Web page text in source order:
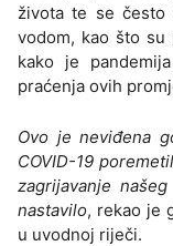
života te se često
vodom, kao što su
kako je
praćenja ovih
Ovo je neviđena
COVID-19
zagrijavanje
nastavilo, rekao je
u uvodnoj riječi.